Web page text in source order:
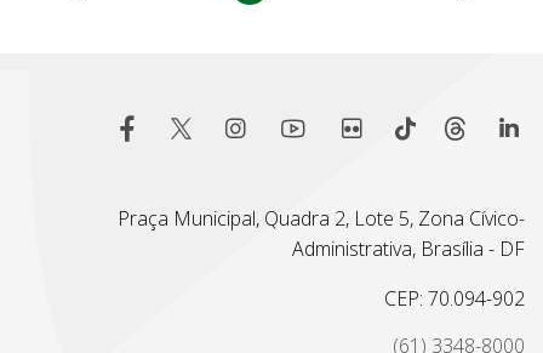
Praça Municipal, Quadra 2, Lote 5, Zona Cívico-
Administrativa, Brasília - DF
CEP: 70.094-902
(61) 3348-8000